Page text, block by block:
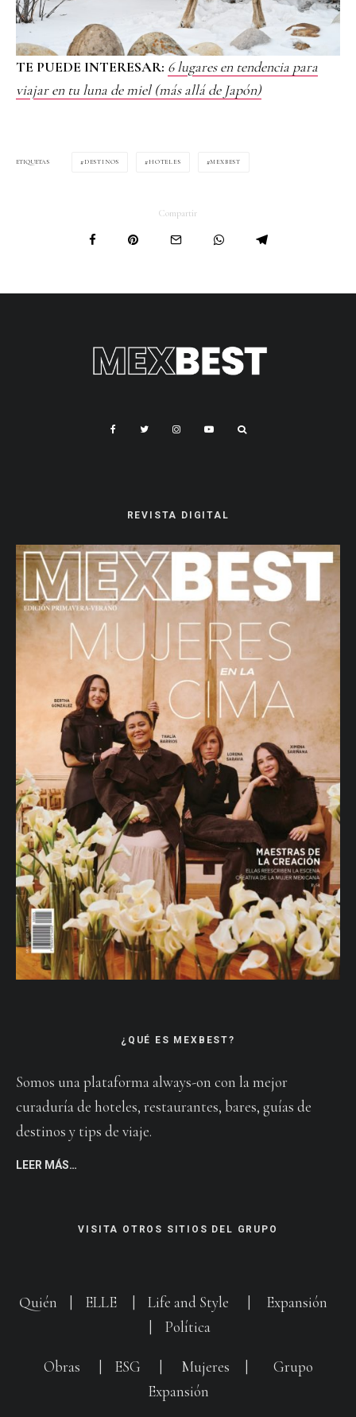
TE PUEDE INTERESAR: 6 lugares en tendencia para
viajar en tu luna de miel (más allá de Japón)
ETIQUETAS DESTINOS HOTELES MEXBEST
Compartir
REVISTA DIGITAL
¿QUÉ ES MEXBEST?
Somos una plataforma always-on con la mejor
curaduría de hoteles, restaurantes, bares, guías de
destinos y tips de viaje.
LEER MÁS…
VISITA OTROS SITIOS DEL GRUPO
Quién ELLE Life and Style
Expansión
Política
Obras ESG Mujeres
Grupo
Expansión